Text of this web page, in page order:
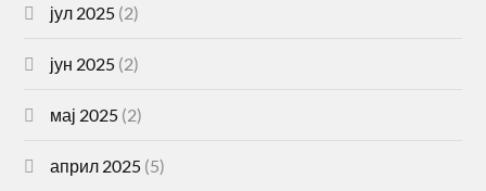
јул 2025 (2)
јун 2025 (2)
мај 2025 (2)
април 2025 (5)